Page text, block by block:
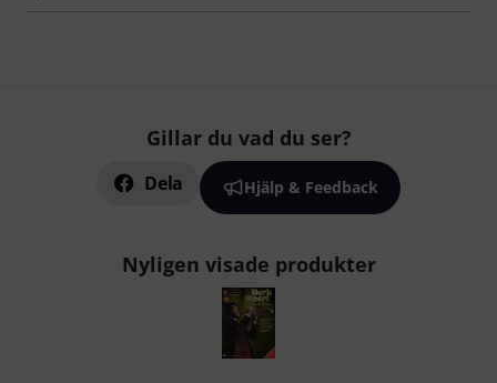
Gillar du vad du ser?
Dela Hjälp & Feedback
Nyligen visade produkter